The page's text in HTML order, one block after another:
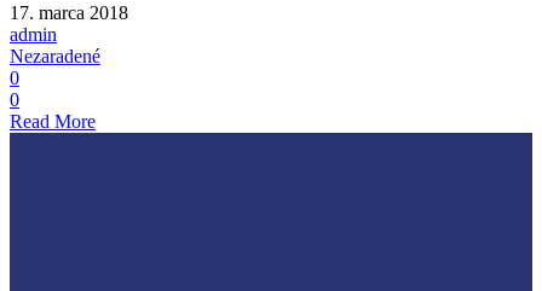
17. marca 2018
admin
Nezaradené
0
0
Read More